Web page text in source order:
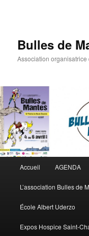
Bulles de
Association
Aller au contenu
Aller au contenu
Accueil AGENDA
L’association Bulles de
École Albert Uderzo
Expos Hospice Saint-